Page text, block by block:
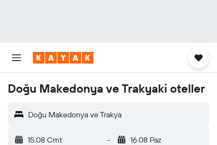
Doğu Makedonya ve Trakyaki oteller
Doğu Makedonya ve Trakya
15.08 Cmt - 16.08 Paz